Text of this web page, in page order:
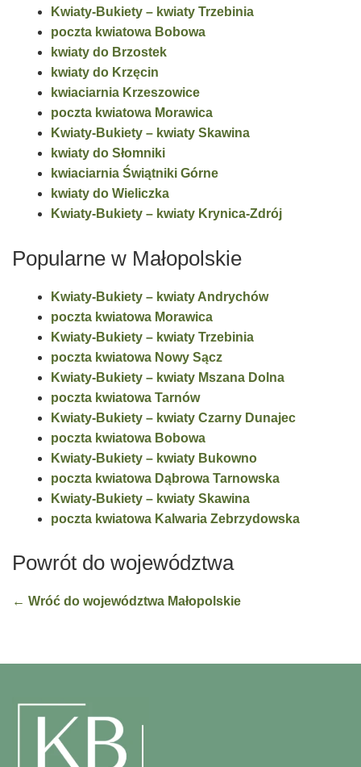
Kwiaty-Bukiety – kwiaty Trzebinia
poczta kwiatowa Bobowa
kwiaty do Brzostek
kwiaty do Krzęcin
kwiaciarnia Krzeszowice
poczta kwiatowa Morawica
Kwiaty-Bukiety – kwiaty Skawina
kwiaty do Słomniki
kwiaciarnia Świątniki Górne
kwiaty do Wieliczka
Kwiaty-Bukiety – kwiaty Krynica-Zdrój
Popularne w Małopolskie
Kwiaty-Bukiety – kwiaty Andrychów
poczta kwiatowa Morawica
Kwiaty-Bukiety – kwiaty Trzebinia
poczta kwiatowa Nowy Sącz
Kwiaty-Bukiety – kwiaty Mszana Dolna
poczta kwiatowa Tarnów
Kwiaty-Bukiety – kwiaty Czarny Dunajec
poczta kwiatowa Bobowa
Kwiaty-Bukiety – kwiaty Bukowno
poczta kwiatowa Dąbrowa Tarnowska
Kwiaty-Bukiety – kwiaty Skawina
poczta kwiatowa Kalwaria Zebrzydowska
Powrót do województwa
← Wróć do województwa Małopolskie